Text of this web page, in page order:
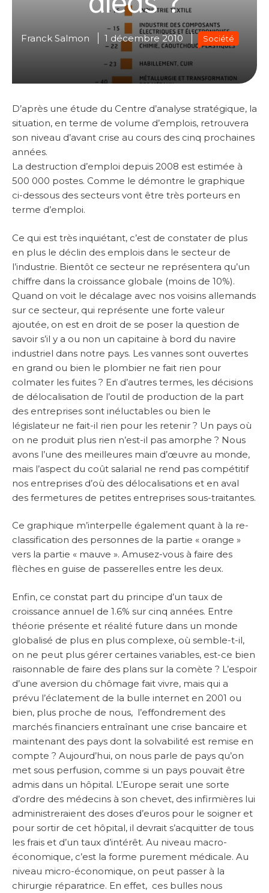
Franck Salmon 1 décembre 2010 Société
D’après une étude du Centre d’analyse stratégique, la
situation, en terme de volume d’emplois, retrouvera
son niveau d’avant crise au cours des cinq prochaines
années.
La destruction d’emploi depuis 2008 est estimée à
500 000 postes. Comme le démontre le graphique
ci-dessous des secteurs vont être très porteurs en
terme d’emploi.
Ce qui est très inquiétant, c’est de constater de plus
en plus le déclin des emplois dans le secteur de
l’industrie. Bientôt ce secteur ne représentera qu’un
chiffre dans la croissance globale (moins de 10%).
Quand on voit le décalage avec nos voisins allemands
sur ce secteur, qui représente une forte valeur
ajoutée, on est en droit de se poser la question de
savoir s’il y a ou non un capitaine à bord du navire
industriel dans notre pays. Les vannes sont ouvertes
en grand ou bien le plombier ne fait rien pour
colmater les fuites ? En d’autres termes, les décisions
de délocalisation de l’outil de production de la part
des entreprises sont inéluctables ou bien le
législateur ne fait-il rien pour les retenir ? Un pays où
on ne produit plus rien n’est-il pas amorphe ? Nous
avons l’une des meilleures main d’œuvre au monde,
mais l’aspect du coût salarial ne rend pas compétitif
nos entreprises d’où des délocalisations et en aval
des fermetures de petites entreprises sous-traitantes.
Ce graphique m’interpelle également quant à la re-
classification des personnes de la partie « orange »
vers la partie « mauve ». Amusez-vous à faire des
flèches en guise de passerelles entre les deux.
Enfin, ce constat part du principe d’un taux de
croissance annuel de 1.6% sur cinq années. Entre
théorie présente et réalité future dans un monde
globalisé de plus en plus complexe, où semble-t-il,
on ne peut plus gérer certaines variables, est-ce bien
raisonnable de faire des plans sur la comète ? L’espoir
d’une aversion du chômage fait vivre, mais qui a
prévu l’éclatement de la bulle internet en 2001 ou
bien, plus proche de nous, l’effondrement des
marchés financiers entraînant une crise bancaire et
maintenant des pays dont la solvabilité est remise en
compte ? Aujourd’hui, on nous parle de pays qu’on
met sous perfusion, comme si un pays pouvait être
admis dans un hôpital. L’Europe serait une sorte
d’ordre des médecins à son chevet, des infirmières lui
administreraient des doses d’euros pour le soigner et
pour sortir de cet hôpital, il devrait s’acquitter de tous
les frais et d’un taux d’intérêt. Au niveau macro-
économique, c’est la forme purement médicale. Au
niveau micro-économique, on peut passer à la
chirurgie réparatrice. En effet, ces bulles nous